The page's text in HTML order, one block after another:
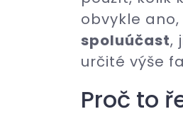
obvykle
spoluúčast,
určité výše
Proč to